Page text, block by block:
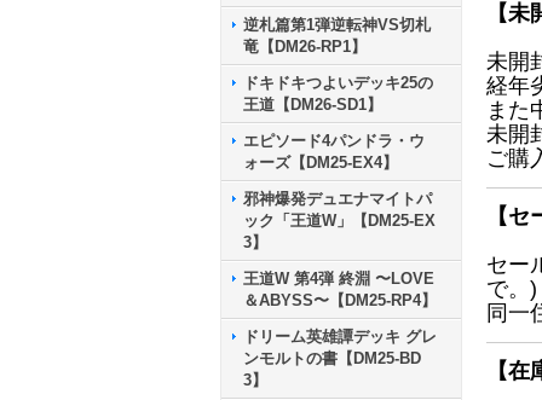
逆札篇第1弾逆転神VS切札
竜【DM26-RP1】
ドキドキつよいデッキ25の
王道【DM26-SD1】
エピソード4パンドラ・ウ
ォーズ【DM25-EX4】
邪神爆発デュエナマイトパ
ック「王道W」【DM25-EX
3】
王道W 第4弾 終淵 〜LOVE
＆ABYSS〜【DM25-RP4】
ドリーム英雄譚デッキ グレ
ンモルトの書【DM25-BD
3】
【
未開
経年
また
未開
ご購
【
セー
で。)
同一
【